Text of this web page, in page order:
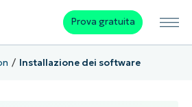
Prova gratuita
Installazione dei software